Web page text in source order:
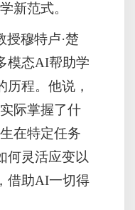
新范式。
授穆特卢·楚
模态AI帮助学
程。他说，
际掌握了什
在特定任务
何灵活应变以
借助AI一切得